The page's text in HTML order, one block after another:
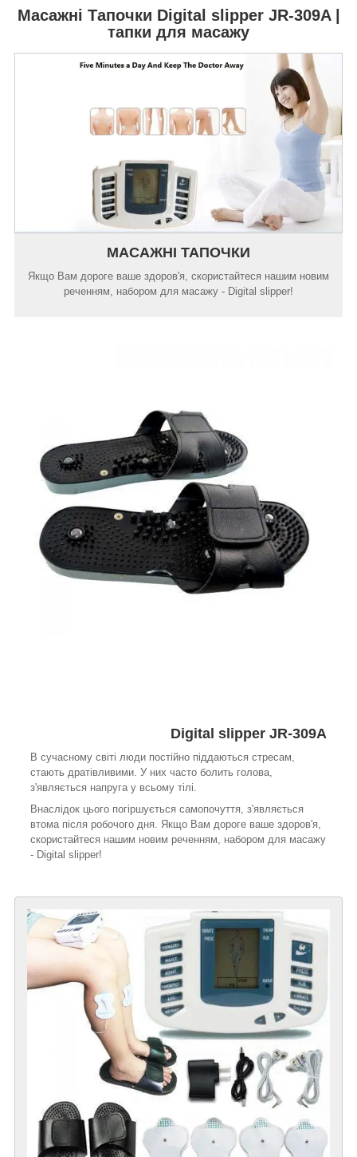
Масажні Тапочки Digital slipper JR-309A|
тапки для масажу
МАСАЖНІ ТАПОЧКИ
Якщо Вам дороге ваше здоров'я, скористайтеся нашим новим
реченням, набором для масажу - Digital slipper!
Digital slipper JR-309A
В сучасному світі люди постійно піддаються стресам,
стають дратівливими. У них часто болить голова,
з'являється напруга у всьому тілі.
Внаслідок цього погіршується самопочуття, з'являється
втома після робочого дня. Якщо Вам дороге ваше здоров'я,
скористайтеся нашим новим реченням, набором для масажу
- Digital slipper!